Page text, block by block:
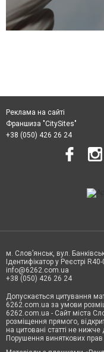
Реклама на сайті
Франшиза "CitySites"
+38 (050) 426 26 24
м. Слов’янськ, вул.
Ідентифікатор у Реєстрі
info@6262.com.ua
+38 (050) 426 26 24
Допускається цитування
6262.com.ua за умови
6262.com.ua - Сайт міста
розміщення прямого,
на цитовані статті не нижче
Порушення виняткових